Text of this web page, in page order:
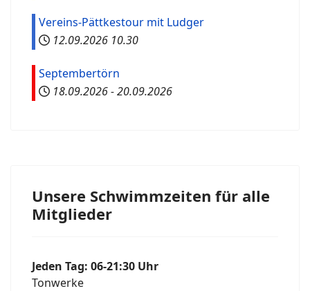
Vereins-Pättkestour mit Ludger
12.09.2026 10.30
Septembertörn
18.09.2026-20.09.2026
Unsere Schwimmzeiten für alle
Mitglieder
Jeden Tag: 06-21:30 Uhr
Tonwerke